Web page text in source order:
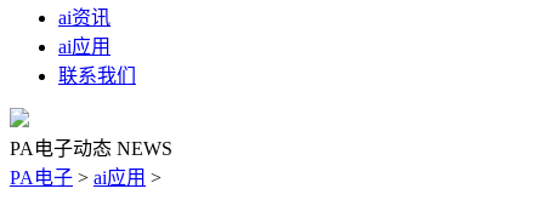
ai资讯
ai应用
联系我们
PA电子动态 NEWS
PA电子 > ai应用 >